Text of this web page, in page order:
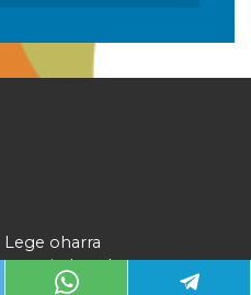
Lege oharra
kanala